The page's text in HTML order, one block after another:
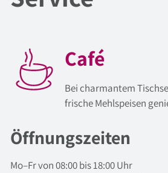
Café
Bei charmantem
frische Mehlspeisen
Öffnungszeiten
Mo–Fr von 08:00 bis 18:00 Uhr